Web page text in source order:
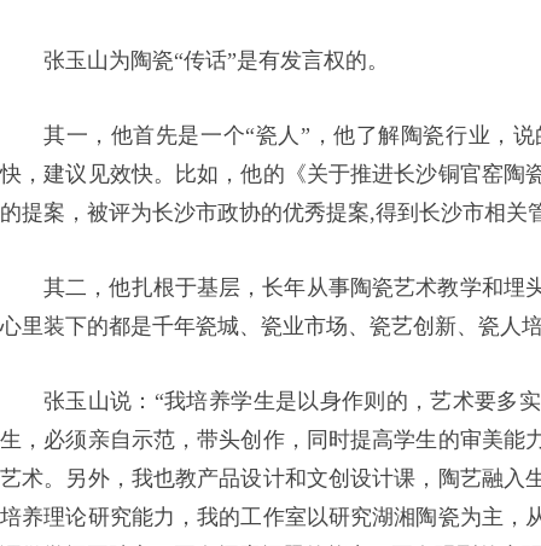
张玉山为陶瓷“传话”是有发言权的。
其一，他首先是一个“瓷人”，他了解陶瓷行业，
快，建议见效快。比如，他的《关于推进长沙铜官窑
的提案，被评为长沙市政协的优秀提案,得到长沙市相关
其二，他扎根于基层，长年从事陶瓷艺术教学和埋
心里装下的都是千年瓷城、瓷业市场、瓷艺创新、瓷人
张玉山说：“我培养学生是以身作则的，艺术要多
生，必须亲自示范，带头创作，同时提高学生的审美
艺术。另外，我也教产品设计和文创设计课，陶艺融
培养理论研究能力，我的工作室以研究湖湘陶瓷为主